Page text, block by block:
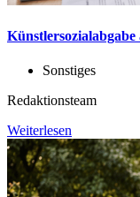
Sonstiges
Redaktionsteam
Weiterlesen